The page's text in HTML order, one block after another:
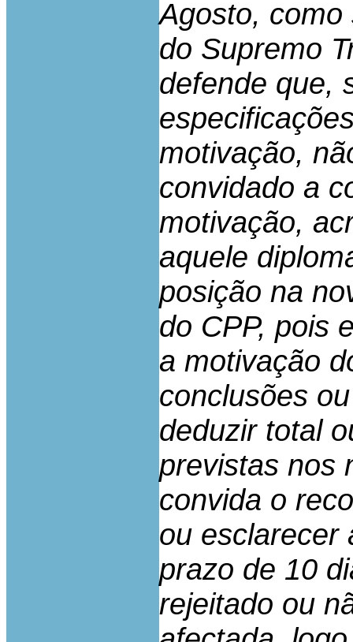
Agosto, como
do Supremo
defende que,
motivação,
convidado a
motivação,
aquele
posição na
do CPP, pois
a motivação
conclusões
deduzir total
previstas nos
convida o
ou esclarecer
prazo de 10
rejeitado ou